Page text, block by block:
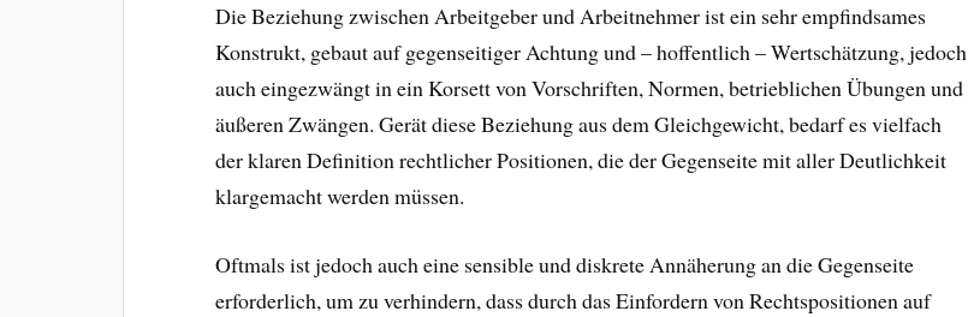
Die Beziehung zwischen Arbeitgeber und Arbeitnehmer ist ein sehr empfindsames
Konstrukt, gebaut auf gegenseitiger Achtung und – hoffentlich – Wertschätzung, jedoch
auch eingezwängt in ein Korsett von Vorschriften, Normen, betrieblichen Übungen und
äußeren Zwängen. Gerät diese Beziehung aus dem Gleichgewicht, bedarf es vielfach
der klaren Definition rechtlicher Positionen, die der Gegenseite mit aller Deutlichkeit
klargemacht werden müssen.
Oftmals ist jedoch auch eine sensible und diskrete Annäherung an die Gegenseite
erforderlich, um zu verhindern, dass durch das Einfordern von Rechtspositionen auf